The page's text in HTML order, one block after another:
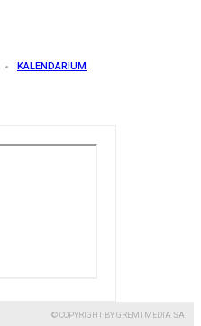
KALENDARIUM
© COPYRIGHT BY GREMI MEDIA SA